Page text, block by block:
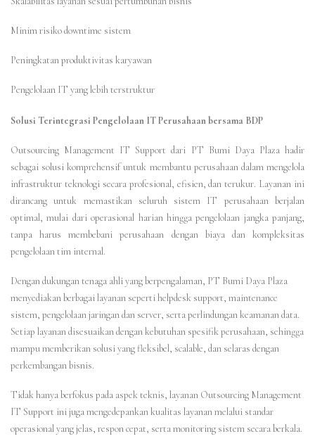
Minim risiko downtime sistem
Peningkatan produktivitas karyawan
Pengelolaan IT yang lebih terstruktur
Solusi Terintegrasi Pengelolaan IT Perusahaan bersama BDP
Outsourcing Management IT Support dari PT Bumi Daya Plaza hadir
sebagai solusi komprehensif untuk membantu perusahaan dalam mengelola
infrastruktur teknologi secara profesional, efisien, dan terukur. Layanan ini
dirancang untuk memastikan seluruh sistem IT perusahaan berjalan
optimal, mulai dari operasional harian hingga pengelolaan jangka panjang,
tanpa harus membebani perusahaan dengan biaya dan kompleksitas
pengelolaan tim internal.
Dengan dukungan tenaga ahli yang berpengalaman, PT Bumi Daya Plaza
menyediakan berbagai layanan seperti helpdesk support, maintenance
sistem, pengelolaan jaringan dan server, serta perlindungan keamanan data.
Setiap layanan disesuaikan dengan kebutuhan spesifik perusahaan, sehingga
mampu memberikan solusi yang fleksibel, scalable, dan selaras dengan
perkembangan bisnis.
Tidak hanya berfokus pada aspek teknis, layanan Outsourcing Management
IT Support ini juga mengedepankan kualitas layanan melalui standar
operasional yang jelas, respon cepat, serta monitoring sistem secara berkala.